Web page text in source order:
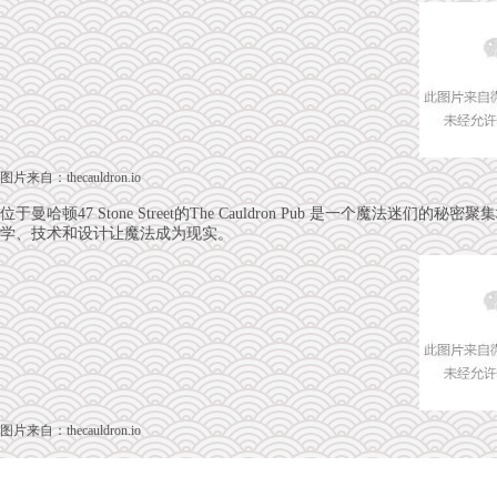
图片来自：thecauldron.io
位于曼哈顿47 Stone Street的The Cauldron Pub 是一个魔法迷们的秘密
学、技术和设计让魔法成为现实。
图片来自：thecauldron.io